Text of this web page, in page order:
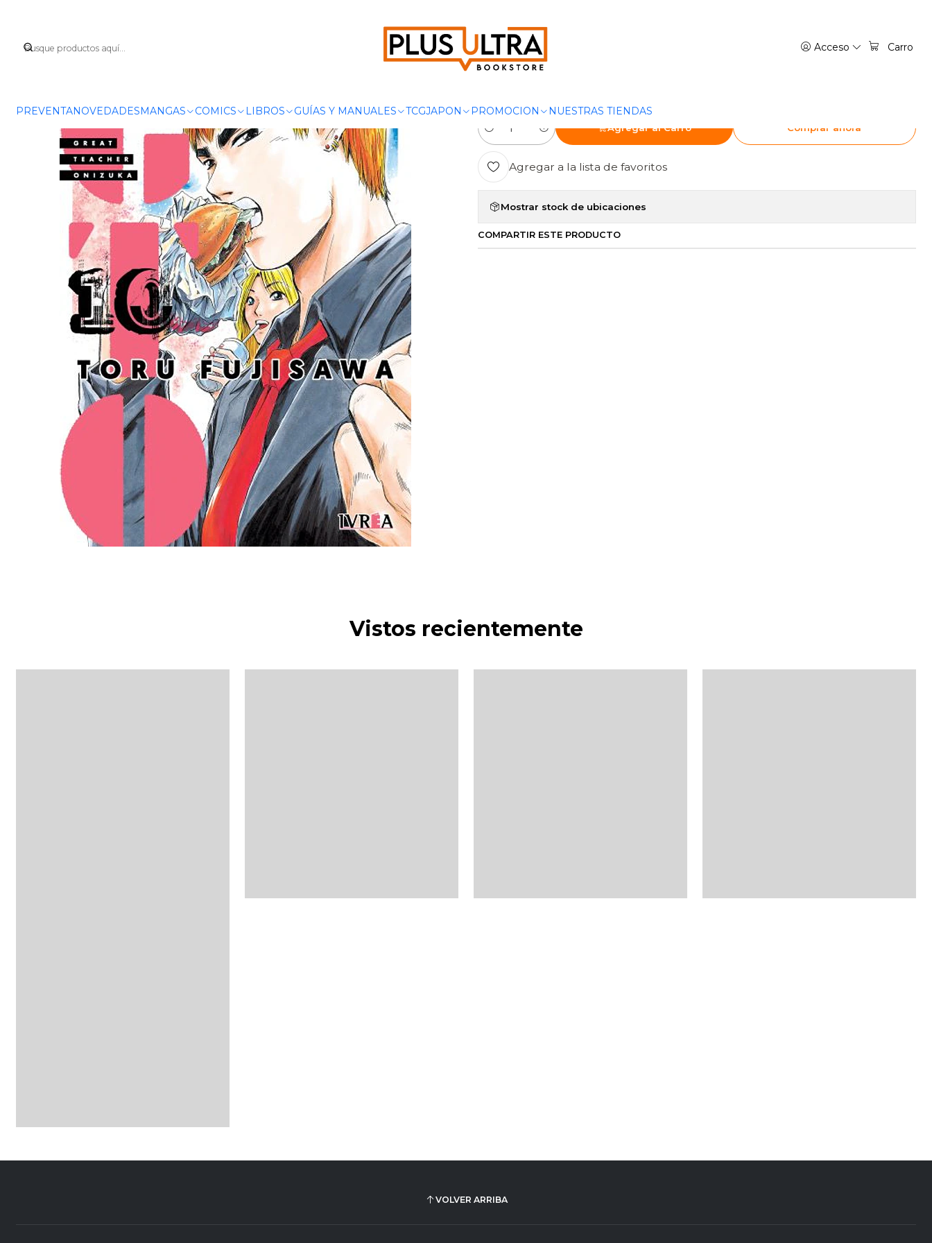
Acceso Carro
PREVENTANOVEDADESMANGAS COMICS LIBROS GUÍAS Y MANUALES TCGJAPON PROMOCION NUESTRAS TIENDAS
|
GTO GREAT TEACHER ONIZUKA 10 -
Cantidad
Agregar al Carro Comprar ahora
Agregar a la lista de favoritos
Mostrar stock de ubicaciones
COMPARTIR ESTE PRODUCTO
Vistos recientemente
VOLVER ARRIBA